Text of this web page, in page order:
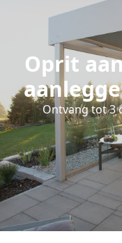
Oprit
Ontvang tot 3